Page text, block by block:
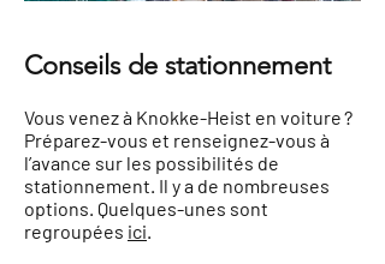
Conseils de stationnement
Vous venez à Knokke-Heist en voiture ?
Préparez-vous et renseignez-vous à
l’avance sur les possibilités de
stationnement. Il y a de nombreuses
options. Quelques-unes sont
regroupées ici.